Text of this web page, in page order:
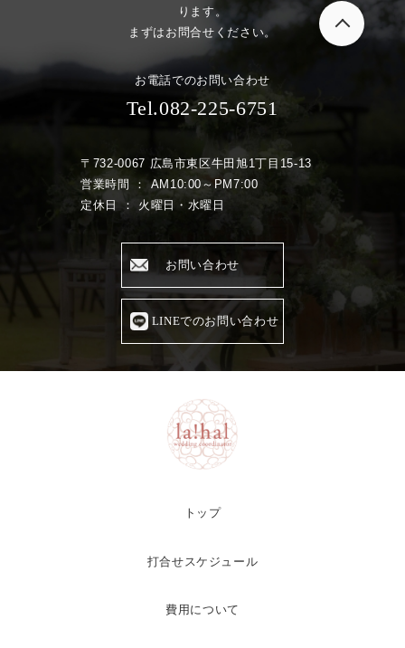
ります。
まずはお問合せください。
お電話でのお問い合わせ
Tel.082-225-6751
〒732-0067 広島市東区牛田旭1丁目15-13
営業時間 ： AM10:00～PM7:00
定休日 ： 火曜日・水曜日
お問い合わせ
LINEでのお問い合わせ
トップ
打合せスケジュール
費用について